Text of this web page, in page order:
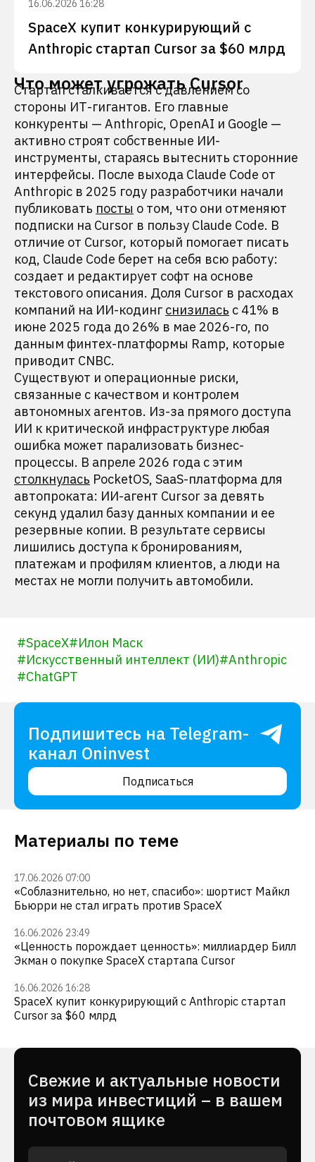
16.06.2026 16:28
SpaceX купит конкурирующий с
Anthropic стартап Cursor за $60 млрд
Что может угрожать Сursor
Стартап сталкивается с давлением со
стороны ИТ-гигантов. Его главные
конкуренты — Anthropic, OpenAI и Google —
активно строят собственные ИИ-
инструменты, стараясь вытеснить сторонние
интерфейсы. После выхода Claude Code от
Anthropic в 2025 году разработчики начали
публиковать посты о том, что они отменяют
подписки на Cursor в пользу Claude Code. В
отличие от Cursor, который помогает писать
код, Claude Code берет на себя всю работу:
создает и редактирует софт на основе
текстового описания. Доля Cursor в расходах
компаний на ИИ-кодинг снизилась с 41% в
июне 2025 года до 26% в мае 2026-го, по
данным финтех-платформы Ramp, которые
приводит CNBC.
Существуют и операционные риски,
связанные с качеством и контролем
автономных агентов. Из-за прямого доступа
ИИ к критической инфраструктуре любая
ошибка может парализовать бизнес-
процессы. В апреле 2026 года с этим
столкнулась PocketOS, SaaS-платформа для
автопроката: ИИ-агент Cursor за девять
секунд удалил базу данных компании и ее
резервные копии. В результате сервисы
лишились доступа к бронированиям,
платежам и профилям клиентов, а люди на
местах не могли получить автомобили.
#SpaceX#Илон Маск
#Искусственный интеллект (ИИ)#Anthropic
#ChatGPT
Подпишитесь на Telegram-
канал Oninvest
Подписаться
Материалы по теме
17.06.2026 07:00
«Cоблазнительно, но нет, спасибо»: шортист Майкл
Бьюрри не стал играть против SpaceX
16.06.2026 23:49
«Ценность порождает ценность»: миллиардер Билл
Экман о покупке SpaceX стартапа Cursor
16.06.2026 16:28
SpaceX купит конкурирующий с Anthropic стартап
Cursor за $60 млрд
Cвежие и актуальные новости
из мира инвестиций – в вашем
почтовом ящике